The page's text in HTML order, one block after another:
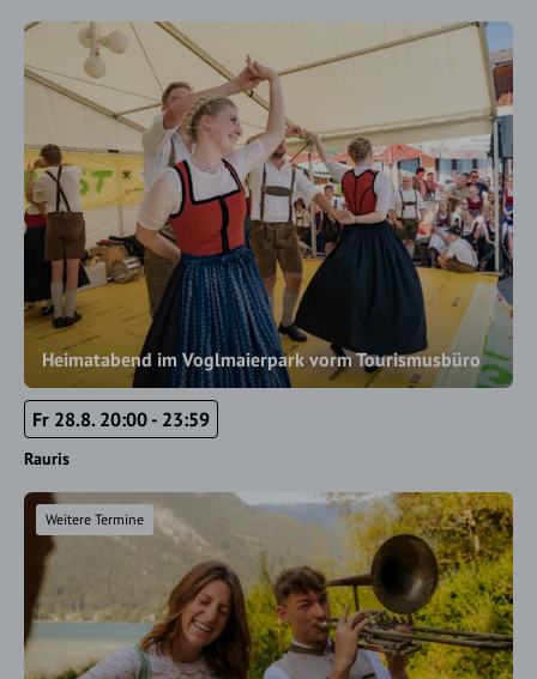
Heimatabend im Voglmaierpark vorm Tourismusbüro
Fr 28.8. 20:00 - 23:59
Rauris
Weitere Termine